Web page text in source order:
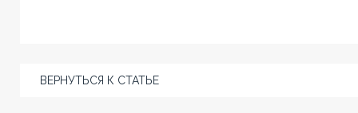
ВЕРНУТЬСЯ К СТАТЬЕ